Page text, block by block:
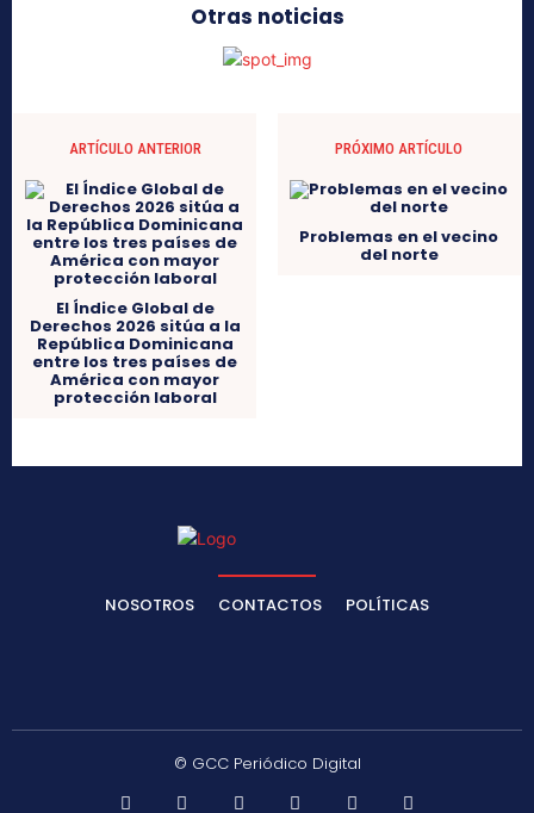
Otras noticias
ARTÍCULO ANTERIOR
El Índice Global de
Derechos 2026 sitúa a la
República Dominicana
entre los tres países de
América con mayor
protección laboral
PRÓXIMO ARTÍCULO
Problemas en el vecino
del norte
NOSOTROS CONTACTOS POLÍTICAS
© GCC Periódico Digital